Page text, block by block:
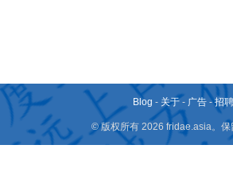
Blog - 关于 - 广告 -招
© 版权所有 2026 fridae.asia。